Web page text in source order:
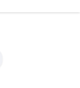
de qualité
secs
haute